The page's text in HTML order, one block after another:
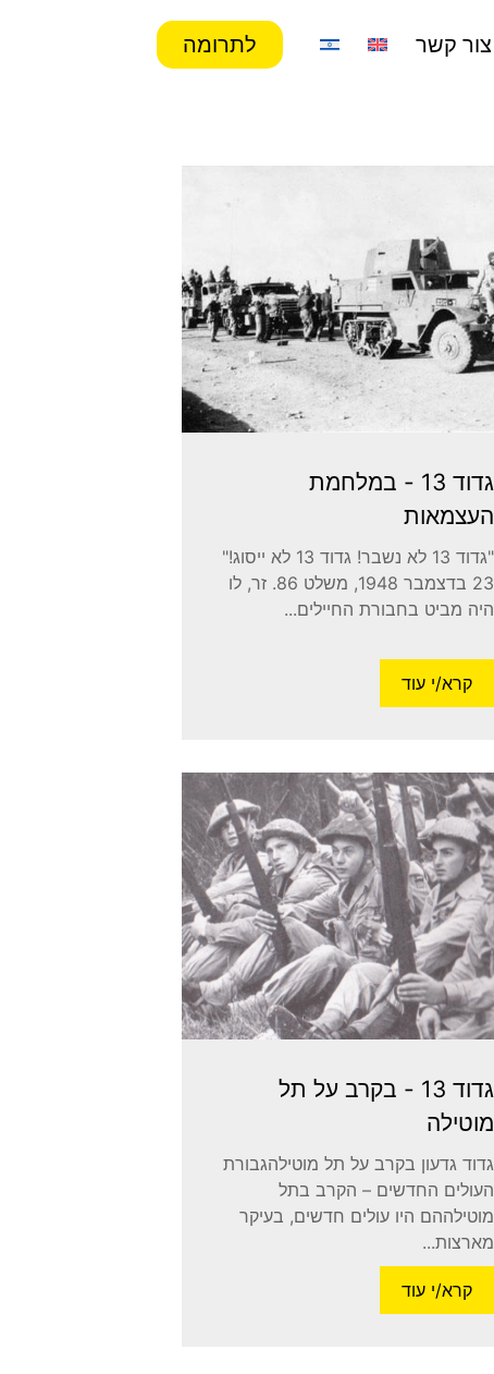
צור קשר לתרומה
גדוד 13 - במלחמת
העצמאות
"גדוד 13 לא נשבר! גדוד 13 לא ייסוג!"
23 בדצמבר 1948, משלט 86. זר, לו
היה מביט בחבורת החיילים...
קרא/י עוד
גדוד 13 - בקרב על תל
מוטילה
גדוד גדעון בקרב על תל מוטילהגבורת
העולים החדשים – הקרב בתל
מוטילההם היו עולים חדשים, בעיקר
מארצות...
קרא/י עוד